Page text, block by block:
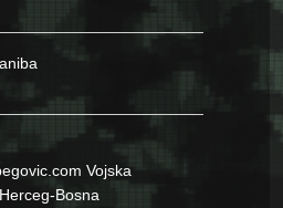
Vojska
Herceg-Bosna